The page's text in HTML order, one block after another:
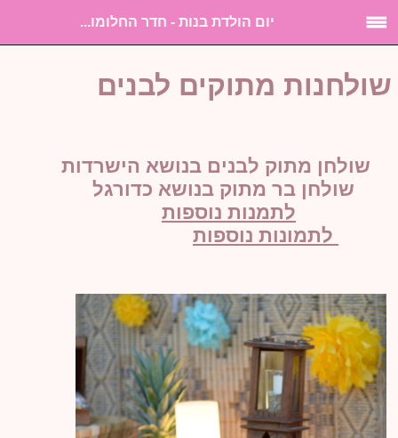
יום הולדת בנות - חדר החלומו...
שולחנות מתוקים לבנים
שולחן מתוק לבנים בנושא הישרדות
שולחן בר מתוק בנושא כדורגל
לתמנות נוספות
לתמונות נוספות